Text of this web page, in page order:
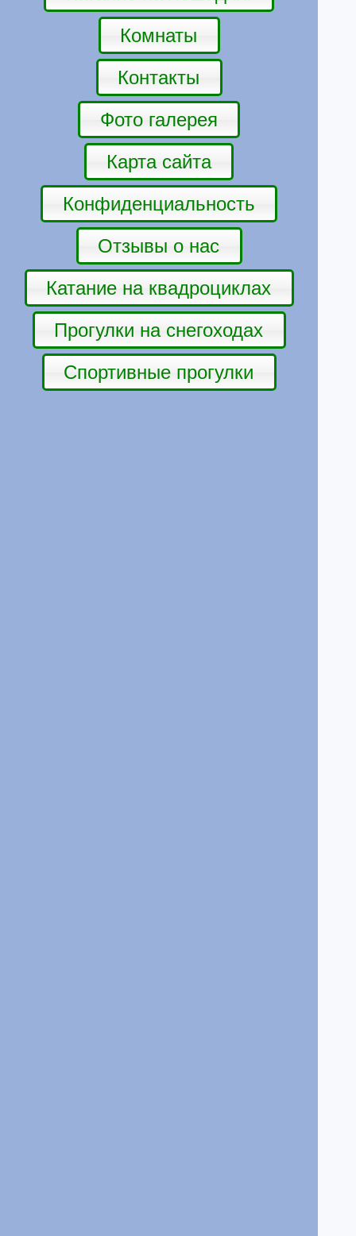
Комнаты
Контакты
Фото галерея
Карта сайта
Конфиденциальность
Отзывы о нас
Катание на квадроциклах
Прогулки на снегоходах
Спортивные прогулки